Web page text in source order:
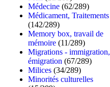
Médecine (62/289)
Médicament, Traitements
(142/289)
Memory box, travail de
mémoire (11/289)
Migrations - immigration,
émigration (67/289)
Milices (34/289)
Minorités culturelles